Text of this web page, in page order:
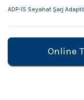
ADP-15 Seyahat Şarj
Online